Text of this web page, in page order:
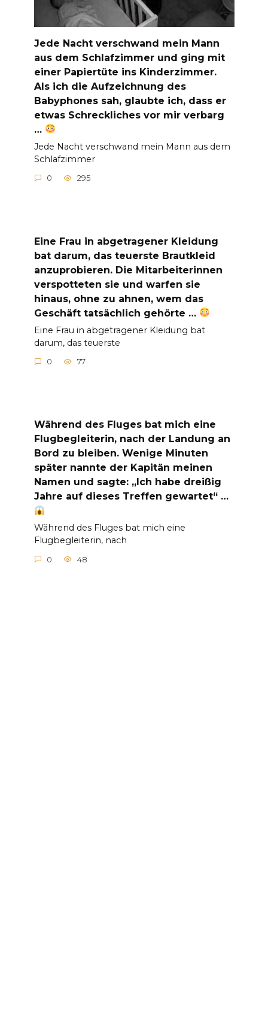
Jede Nacht verschwand mein Mann
aus dem Schlafzimmer und ging mit
einer Papiertüte ins Kinderzimmer.
Als ich die Aufzeichnung des
Babyphones sah, glaubte ich, dass er
etwas Schreckliches vor mir verbarg
…
Jede Nacht verschwand mein Mann aus dem
Schlafzimmer
0 295
Eine Frau in abgetragener Kleidung
bat darum, das teuerste Brautkleid
anzuprobieren. Die Mitarbeiterinnen
verspotteten sie und warfen sie
hinaus, ohne zu ahnen, wem das
Geschäft tatsächlich gehörte …
Eine Frau in abgetragener Kleidung bat
darum, das teuerste
0 77
Während des Fluges bat mich eine
Flugbegleiterin, nach der Landung an
Bord zu bleiben. Wenige Minuten
später nannte der Kapitän meinen
Namen und sagte: „Ich habe dreißig
Jahre auf dieses Treffen gewartet“ …
Während des Fluges bat mich eine
Flugbegleiterin, nach
0 48